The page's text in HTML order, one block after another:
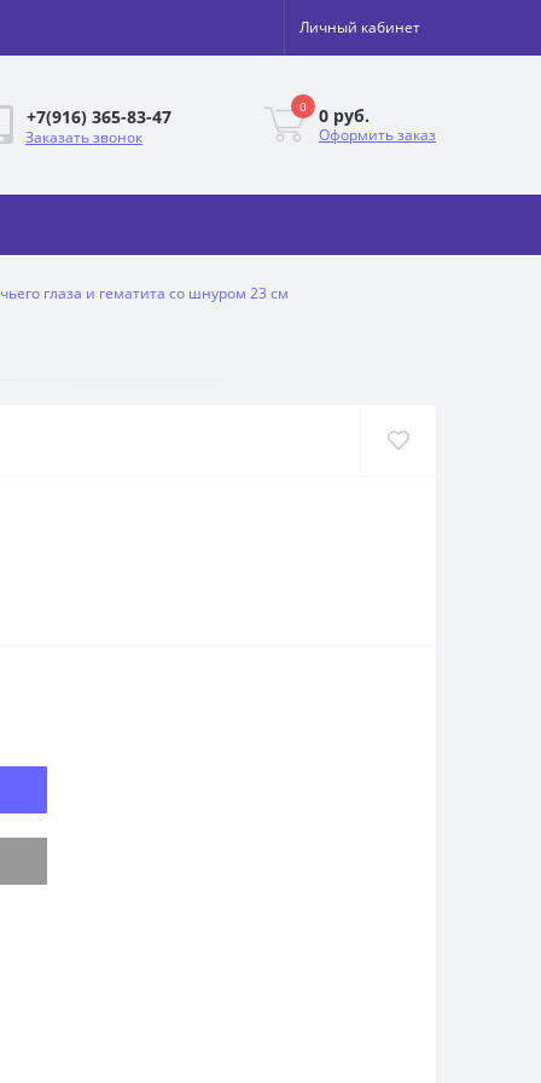
Личный кабинет
+7(916) 365-83-47
Заказать звонок
0 0 руб.
Оформить заказ
глаза и гематита со шнуром 23 см